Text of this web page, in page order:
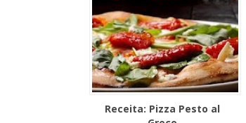
Receita: Pizza Pesto al